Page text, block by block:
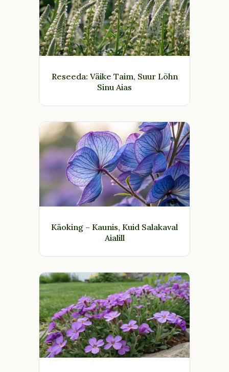
Reseeda: Väike Taim, Suur Lõhn
Sinu Aias
Käoking – Kaunis, Kuid Salakaval
Aialill